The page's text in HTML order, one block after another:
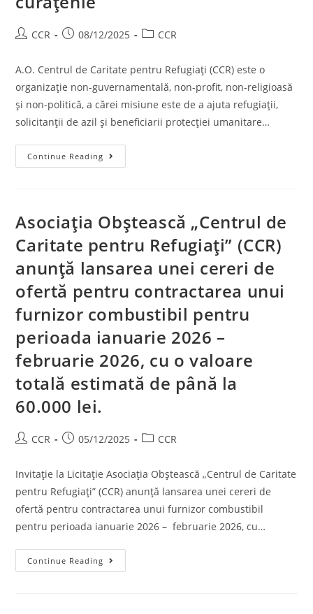
CCR 08/12/2025 CCR
A.O. Centrul de Caritate pentru Refugiați (CCR) este o
organizație non-guvernamentală, non-profit, non-religioasă
și non-politică, a cărei misiune este de a ajuta refugiații,
solicitanții de azil și beneficiarii protecției umanitare…
Continue Reading
Asociația Obștească „Centrul de
Caritate pentru Refugiați” (CCR)
anunță lansarea unei cereri de
ofertă pentru contractarea unui
furnizor combustibil pentru
perioada ianuarie 2026 –
februarie 2026, cu o valoare
totală estimată de până la
60.000 lei.
CCR 05/12/2025 CCR
Invitație la Licitație Asociația Obștească „Centrul de Caritate
pentru Refugiați” (CCR) anunță lansarea unei cereri de
ofertă pentru contractarea unui furnizor combustibil
pentru perioada ianuarie 2026 – februarie 2026, cu…
Continue Reading